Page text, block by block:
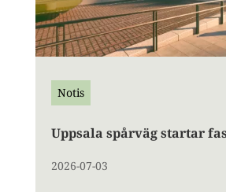
Notis
Uppsala spårväg startar
2026-07-03